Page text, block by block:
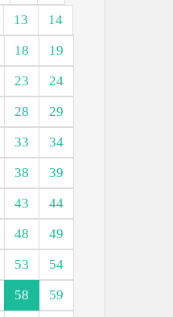
13
14
18
19
23
24
28
29
33
34
38
39
43
44
48
49
53
54
58
59